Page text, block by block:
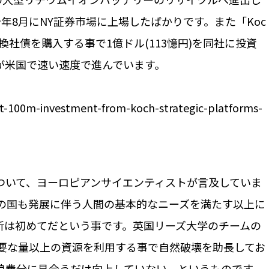
8月にNY証券市場に上場したばかりです。また「Koc
債を購入する事で1億ドル(113憶円)を同社に投資
国で速い速度で進んでいます。
investment-from-koch-strategic-platforms-
て、ヨーロピアンサイエンティストが言及していま
も発展に伴う人間の基本的なニーズを満たす以上に
初めてだという事です。英国リーズ大学のチームの
量以上の資源を利用する事で自然破壊を助長してお